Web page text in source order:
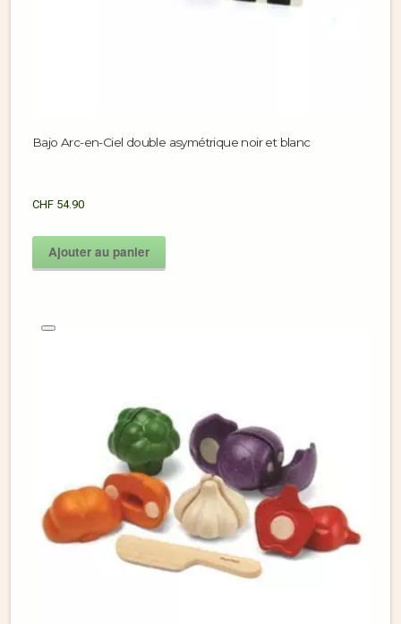
Bajo Arc-en-Ciel double asymétrique noir et blanc
CHF 54.90
Ajouter au panier